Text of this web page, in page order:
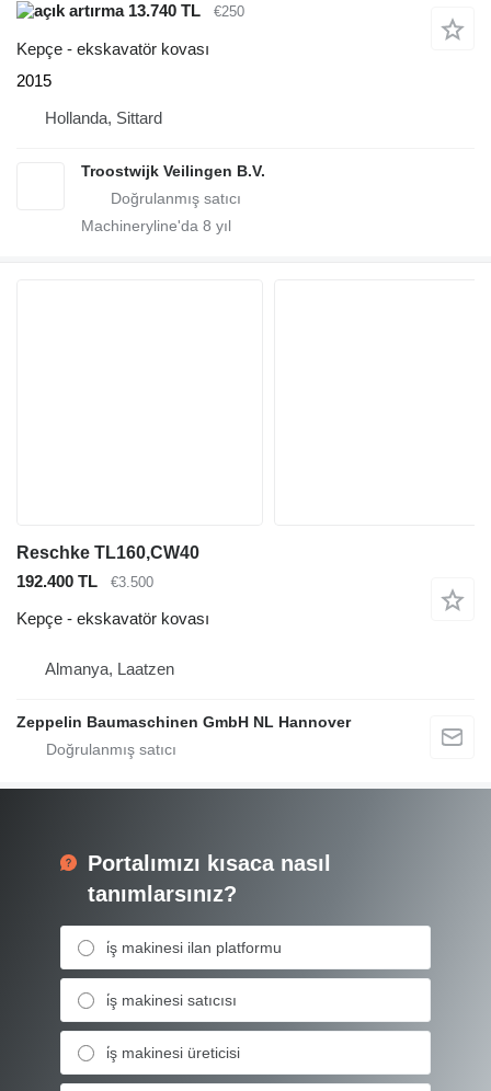
13.740 TL
€250
Kepçe - ekskavatör kovası
2015
Hollanda, Sittard
Troostwijk Veilingen B.V.
Machineryline'da 8 yıl
Reschke TL160,CW40
192.400 TL
€3.500
Kepçe - ekskavatör kovası
Almanya, Laatzen
Zeppelin Baumaschinen GmbH NL Hannover
Portalımızı kısaca nasıl
tanımlarsınız?
i̇ş makinesi ilan platformu
i̇ş makinesi satıcısı
i̇ş makinesi üreticisi